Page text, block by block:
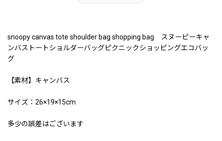
snoopy canvas tote shoulder bag shopping bag スヌーピーキャ
ンバストートショルダーバッグピクニックショッピングエコバッ
グ
【素材】キャンバス
サイズ：26×19×15cm
多少の誤差はございます